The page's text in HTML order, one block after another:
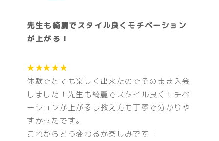
先生も綺麗でスタイル良くモチベーション
が上がる！
★★★★★
体験でとても楽しく出来たのでそのまま入会
しました！先生も綺麗でスタイル良くモチベ
ーションが上がるし教え方も丁寧で分かりや
すかったです。
これからどう変わるか楽しみです！